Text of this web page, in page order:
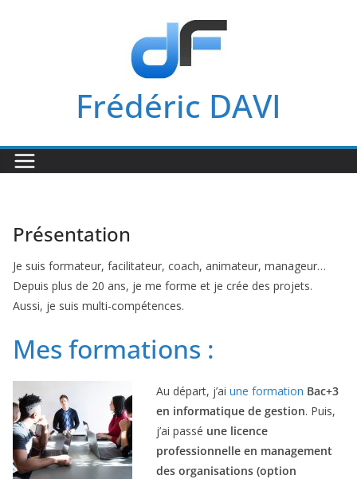
Frédéric DAVI
Présentation
Je suis formateur, facilitateur, coach, animateur, manageur…
Depuis plus de 20 ans, je me forme et je crée des projets.
Aussi, je suis multi-compétences.
Mes formations :
Au départ, j’ai une formation Bac+3
en informatique de gestion. Puis,
j’ai passé une licence
professionnelle en management
des organisations (option